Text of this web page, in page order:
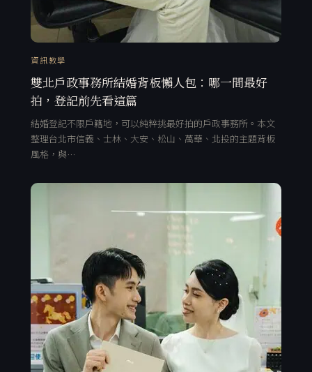
資訊教學
雙北戶政事務所結婚背板懶人包：哪一間最好
拍，登記前先看這篇
結婚登記不限戶籍地，可以純粹挑最好拍的戶政事務所。本文
整理台北市信義、士林、大安、松山、萬華、北投的主題背板
風格，與…